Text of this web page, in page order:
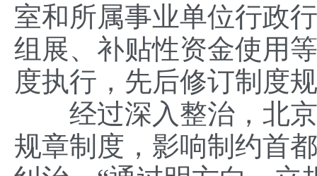
室和所属事业单位行政
组展、补贴性资金使用
度执行，先后修订制度
经过深入整治，北京
规章制度，影响制约首